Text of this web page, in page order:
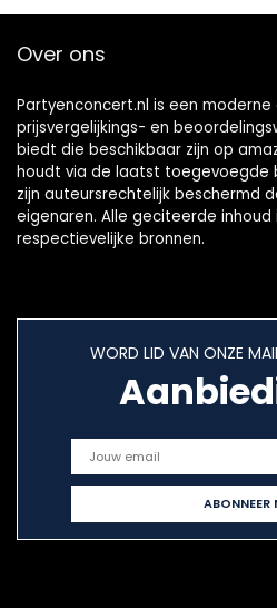
Over ons
Partyenconcert.nl is een
prijsvergelijkings- en
biedt die beschikbaar zijn op
houdt via de laatst toegevoegde
zijn auteursrechtelijk beschermd
eigenaren. Alle geciteerde inhoud
respectievelijke bronnen.
WORD LID VAN ONZE